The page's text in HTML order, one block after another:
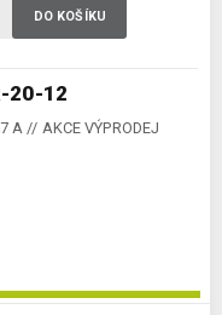
20-12
A // AKCE VÝPRODEJ
DO KOŠÍKU